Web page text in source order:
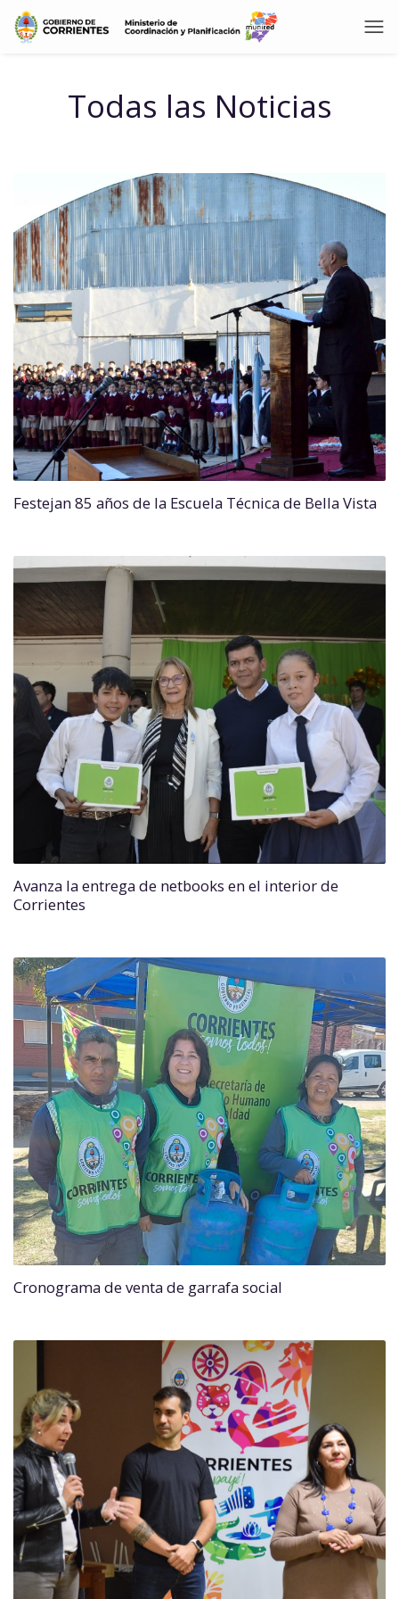
Todas las Noticias
Festejan 85 años de la Escuela Técnica de Bella Vista
Avanza la entrega de netbooks en el interior de
Corrientes
Cronograma de venta de garrafa social